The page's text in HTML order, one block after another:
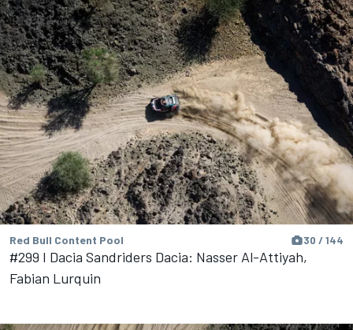
Red Bull Content Pool 30 / 144
#299 I Dacia Sandriders Dacia: Nasser Al-Attiyah,
Fabian Lurquin